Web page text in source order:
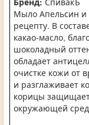
Мыло Апельсин и
рецепту. В
какао-масло,
шоколадный
обладает
очистке кожи от
и разглаживает
корицы защищает
окружающей